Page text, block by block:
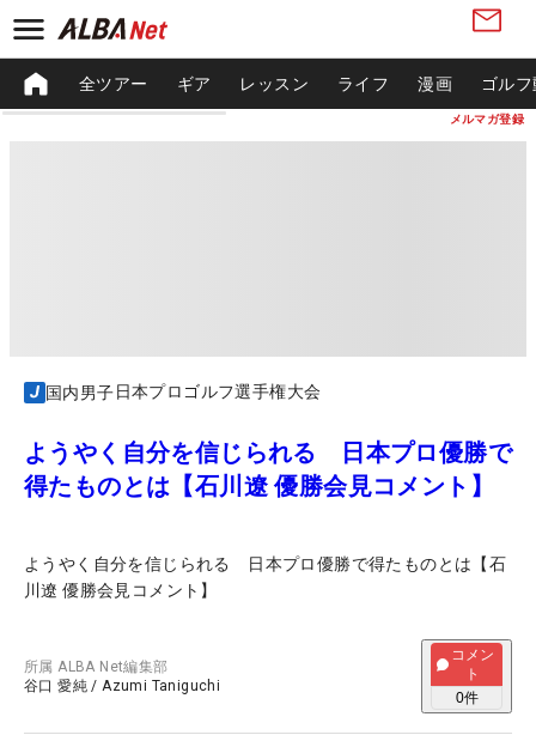
メルマガ登録
全ツアー ギア レッスン ライフ 漫画 ゴル
国内男子日本プロゴルフ選手権大会
ようやく自分を信じられる 日本プロ優勝で
得たものとは【石川遼 優勝会見コメント】
ようやく自分を信じられる 日本プロ優勝で得たものとは【石
川遼 優勝会見コメント】
所属ALBA Net編集部
谷口 愛純 /Azumi Taniguchi
コメン
ト
0件